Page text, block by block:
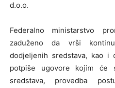
d.o.o.
Federalno ministarstvo
zaduženo da vrši
dodjeljenih sredstava, kao i
potpiše ugovore kojim će
sredstava, provedba